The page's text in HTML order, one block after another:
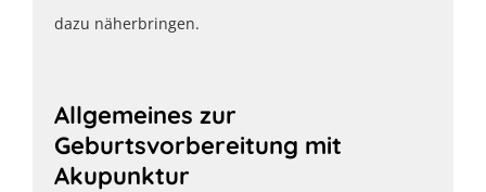
dazu näherbringen.
Allgemeines zur
Geburtsvorbereitung mit
Akupunktur